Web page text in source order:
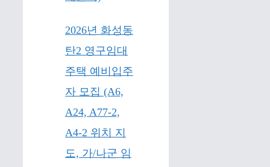
2026년 화성동
탄2 영구임대
주택 예비입주
자 모집 (A6,
A24, A77-2,
A4-2 위치 지
도, 가/나군 임